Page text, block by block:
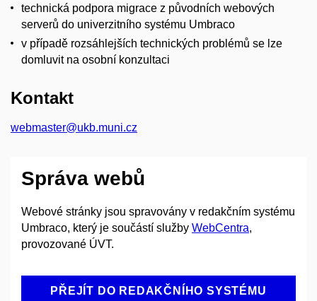
technická podpora migrace z původních webových
serverů do univerzitního systému Umbraco
v případě rozsáhlejších technických problémů se lze
domluvit na osobní konzultaci
Kontakt
webmaster@ukb.muni.cz
Správa webů
Webové stránky jsou spravovány v redakčním systému
Umbraco, který je součástí služby WebCentra,
provozované ÚVT.
PŘEJÍT DO REDAKČNÍHO SYSTÉMU